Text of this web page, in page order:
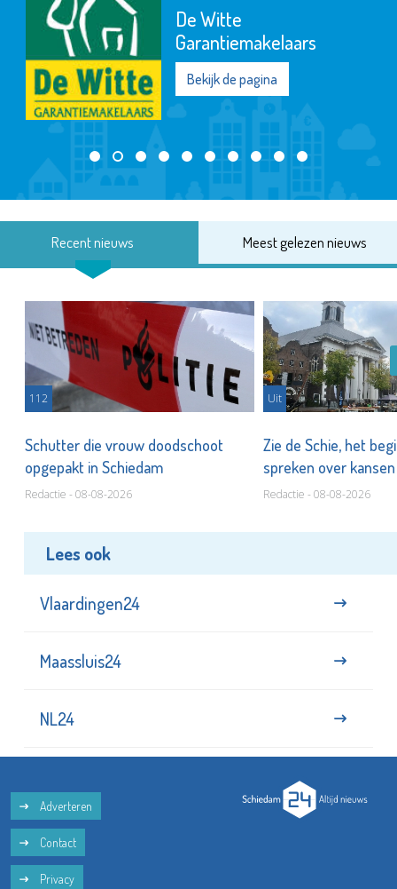
De Witte
Garantiemakelaars
Bekijk de pagina
Recent nieuws Meest gelezen nieuws
112
Schutter die vrouw doodschoot
opgepakt in Schiedam
Redactie - 08-08-2026
Uit
Zie de Schie, het
spreken over
Redactie - 08-08-2026
Lees ook
Vlaardingen24
Maassluis24
NL24
Adverteren
Contact
Privacy